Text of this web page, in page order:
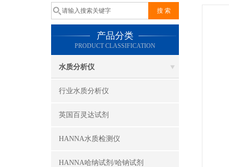
产品分类
PRODUCT CLASSIFICATION
水质分析仪
行业水质分析仪
英国百灵达试剂
HANNA水质检测仪
HANNA哈纳试剂/哈钠试剂